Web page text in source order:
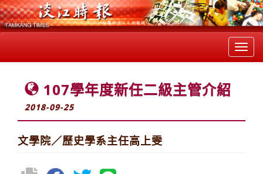
107學年度新任二級主管介紹
2018-09-25
文學院／歷史學系主任高上雯